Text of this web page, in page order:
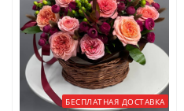
БЕСПЛАТНАЯ ДОСТАВКА